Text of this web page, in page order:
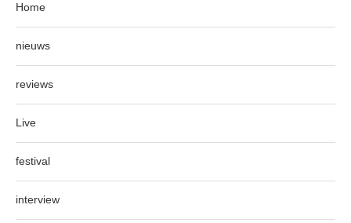
Home
nieuws
reviews
Live
festival
interview